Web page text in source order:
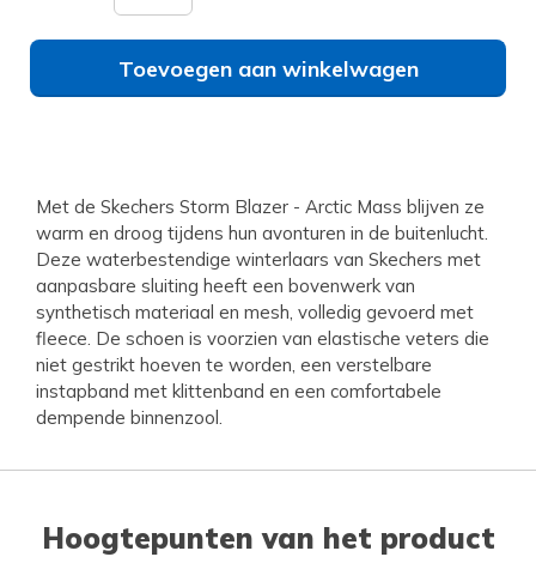
Toevoegen aan winkelwagen
Met de Skechers Storm Blazer - Arctic Mass blijven ze
warm en droog tijdens hun avonturen in de buitenlucht.
Deze waterbestendige winterlaars van Skechers met
aanpasbare sluiting heeft een bovenwerk van
synthetisch materiaal en mesh, volledig gevoerd met
fleece. De schoen is voorzien van elastische veters die
niet gestrikt hoeven te worden, een verstelbare
instapband met klittenband en een comfortabele
dempende binnenzool.
Hoogtepunten van het product